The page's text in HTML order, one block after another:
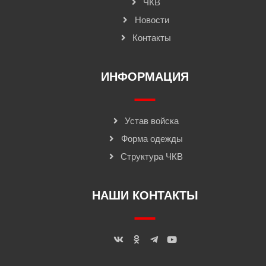
Новости
Контакты
ИНФОРМАЦИЯ
Устав войска
Форма одежды
Структура ЧКВ
НАШИ КОНТАКТЫ